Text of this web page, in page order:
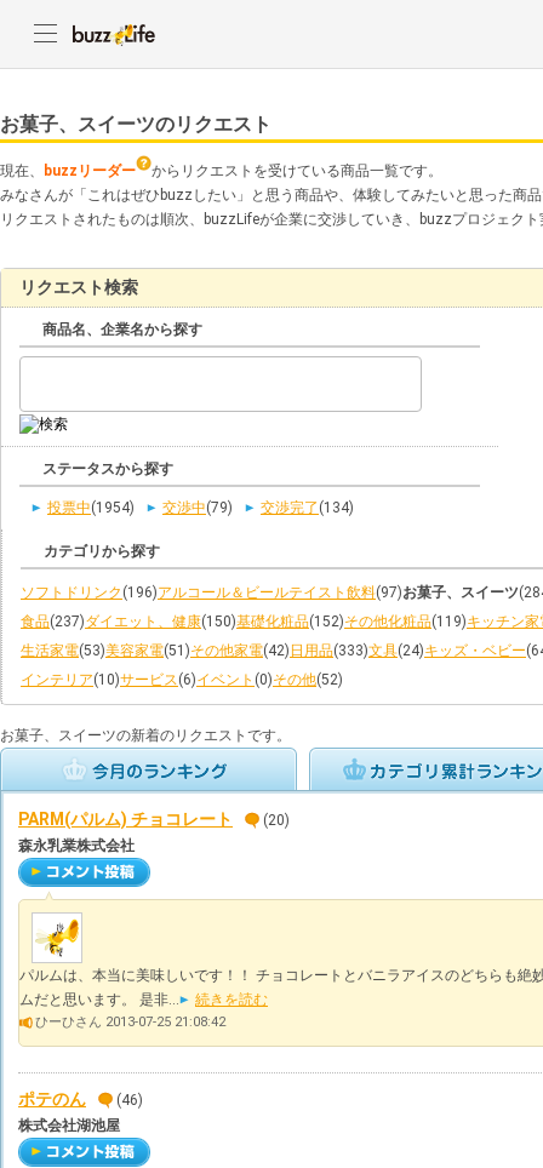
お菓子、スイーツのリクエスト
現在、 buzzリーダー
からリクエストを受けている商品一覧です。
みなさんが「これはぜひbuzzしたい」と思う商品や、体験してみたいと思った商
リクエストされたものは順次、buzzLifeが企業に交渉していき、buzzプロジェク
リクエスト検索
商品名、企業名から探す
ステータスから探す
投票中(1954) 交渉中(79) 交渉完了 (134)
カテゴリから探す
ソフトドリンク (196)アルコール＆ビールテイスト飲料(97)お菓子、スイーツ
食品(237)ダイエット、健康(150)基礎化粧品(152)その他化粧品(119)キッチン家
生活家電(53)美容家電(51)その他家電(42) 日用品(333)文具(24)キッズ・ベビー
インテリア(10)サービス(6)イベント (0)その他(52)
お菓子、スイーツの新着のリクエストです。
PARM(パルム) チョコレート
(20)
森永乳業株式会社
パルムは、本当に美味しいです！！ チョコレートとバニラアイスのどちらも絶
ムだと思います。 是非...
続きを読む
ひーひさん 2013-07-25 21:08:42
ポテのん
(46)
株式会社湖池屋